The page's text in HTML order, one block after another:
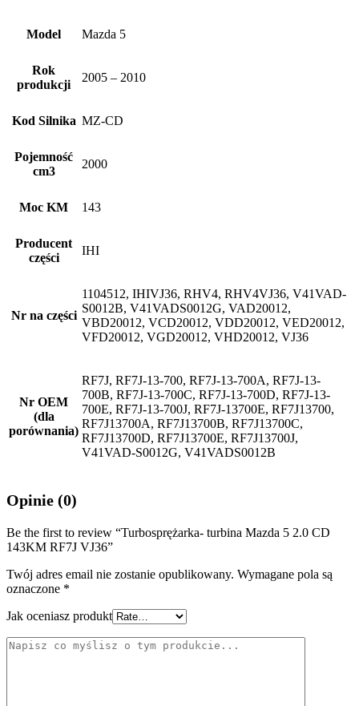
Model Mazda 5
Rok
produkcji
2005 – 2010
Kod Silnika MZ-CD
Pojemność
cm3
2000
Moc KM 143
Producent
części
IHI
Nr na części
1104512, IHIVJ36, RHV4, RHV4VJ36, V41VAD-
S0012B, V41VADS0012G, VAD20012,
VBD20012, VCD20012, VDD20012, VED20012,
VFD20012, VGD20012, VHD20012, VJ36
Nr OEM
(dla
porównania)
RF7J, RF7J-13-700, RF7J-13-700A, RF7J-13-
700B, RF7J-13-700C, RF7J-13-700D, RF7J-13-
700E, RF7J-13-700J, RF7J-13700E, RF7J13700,
RF7J13700A, RF7J13700B, RF7J13700C,
RF7J13700D, RF7J13700E, RF7J13700J,
V41VAD-S0012G, V41VADS0012B
Opinie (0)
Be the first to review “Turbosprężarka- turbina Mazda 5 2.0 CD
143KM RF7J VJ36”
Twój adres email nie zostanie opublikowany. Wymagane pola są
oznaczone *
Jak oceniasz produkt